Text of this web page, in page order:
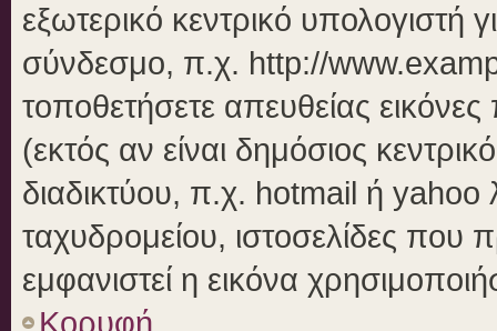
εξωτερικό κεντρικό υπολογιστή
σύνδεσμο, π.χ. http://
τοποθετήσετε απευθείας
(εκτός αν είναι δημόσιος
διαδικτύου, π.χ. hotmail ή yahoo
ταχυδρομείου, ιστοσελίδες που
εμφανιστεί η εικόνα
Κορυφή